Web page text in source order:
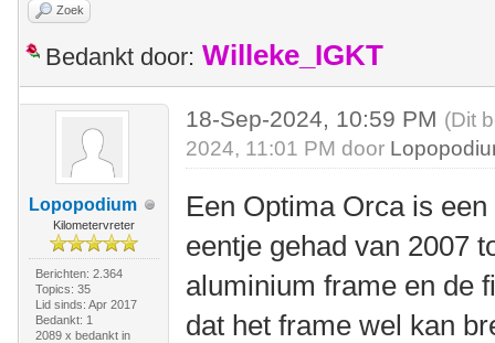
Zoek
Bedankt door: Willeke_IGKT
Lopopodium
Kilometervreter
Berichten: 2.364
Topics: 35
Lid sinds: Apr 2017
Bedankt: 1
2089 x bedankt in
18-Sep-2024, 10:59 PM (Dit
2024, 11:01 PM door
Een Optima Orca is
eentje gehad van 2007
aluminium frame en de
dat het frame wel kan